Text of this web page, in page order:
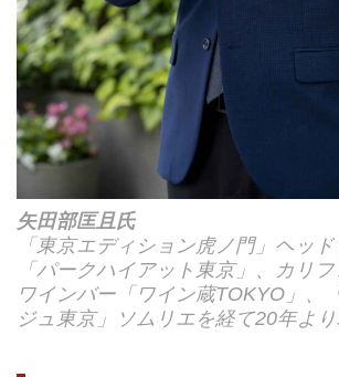
矢田部匡且氏
「東京エディション虎ノ門」ヘッ
「パークハイアット東京」、カリ
ワインバー「ワイン蔵TOKYO」、
ジュ東京」ソムリエを経て20年よ